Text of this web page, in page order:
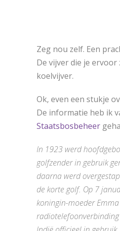
Zeg nou zelf. Een
De vijver die je ervoor
koelvijver.
Ok, even een stukje
De informatie heb ik
Staatsbosbeheer
In 1923 werd
golfzender in gebruik
daarna werd
de korte golf. Op 7
koningin-moeder